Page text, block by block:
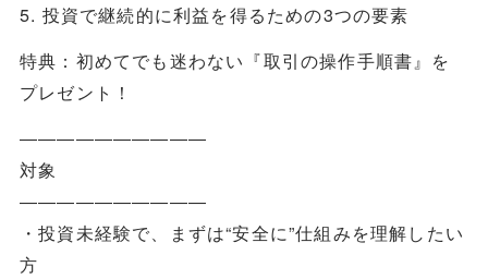
5. 投資で継続的に利益を得るための3つの要素
特典：初めてでも迷わない『取引の操作手順書』を
プレゼント！
――――――――――
対象
――――――――――
・投資未経験で、まずは“安全に”仕組みを理解したい
方